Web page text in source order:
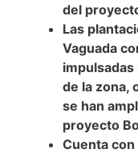
del
Las
Vaguada
de la zona,
se han
proyecto
Cuenta con